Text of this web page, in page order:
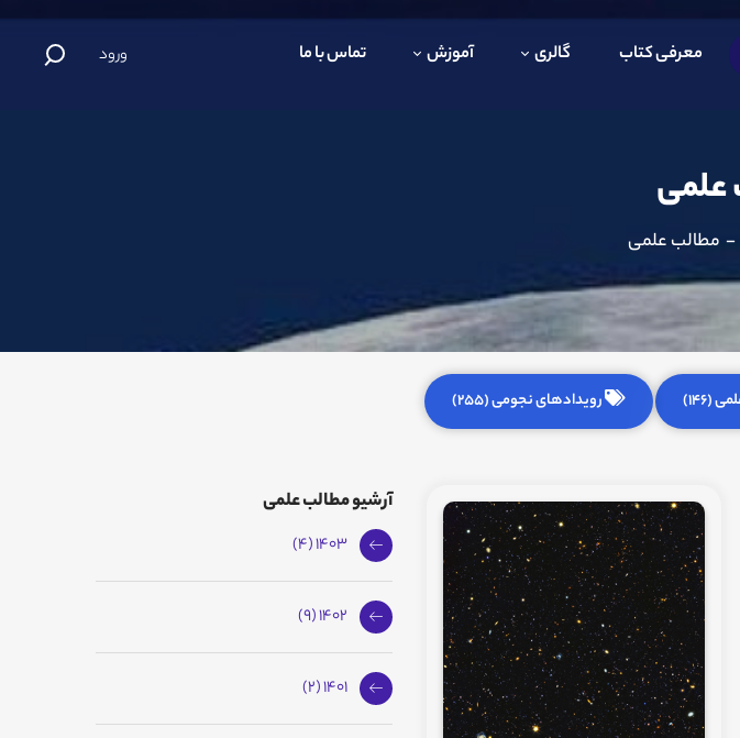
معرفی کتاب گالری آموزش تماس با ما ورود
علمی
- مطالب علمی
(146) رویدادهای نجومی (255)
آرشیو مطالب علمی
1403 (4)
1402 (9)
1401 (2)